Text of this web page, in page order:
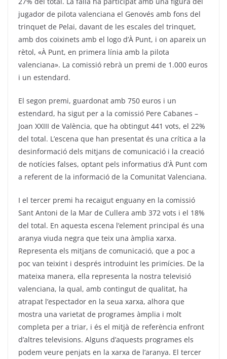
jugador de pilota valenciana el Genovés amb fons del
trinquet de Pelai, davant de les escales del trinquet,
amb dos coixinets amb el logo d’À Punt, i on apareix un
rètol, «À Punt, en primera línia amb la pilota
valenciana». La comissió rebrà un premi de 1.000 euros
i un estendard.
El segon premi, guardonat amb 750 euros i un
estendard, ha sigut per a la comissió Pere Cabanes –
Joan XXIII de València, que ha obtingut 441 vots, el 22%
del total. L’escena que han presentat és una crítica a la
desinformació dels mitjans de comunicació i la creació
de notícies falses, optant pels informatius d’À Punt com
a referent de la informació de la Comunitat Valenciana.
I el tercer premi ha recaigut enguany en la comissió
Sant Antoni de la Mar de Cullera amb 372 vots i el 18%
del total. En aquesta escena l’element principal és una
aranya viuda negra que teix una àmplia xarxa.
Representa els mitjans de comunicació, que a poc a
poc van teixint i després introduint les primícies. De la
mateixa manera, ella representa la nostra televisió
valenciana, la qual, amb contingut de qualitat, ha
atrapat l’espectador en la seua xarxa, alhora que
mostra una varietat de programes àmplia i molt
completa per a triar, i és el mitjà de referència enfront
d’altres televisions. Alguns d’aquests programes els
podem veure penjats en la xarxa de l’aranya. El tercer